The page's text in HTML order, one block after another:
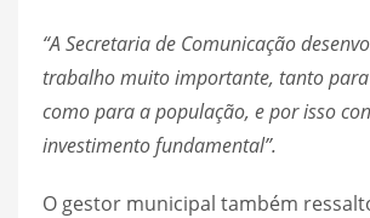
“A Secretaria de Comunicação
trabalho muito importante, tanto
como para a população, e por isso
investimento fundamental”.
O gestor municipal também